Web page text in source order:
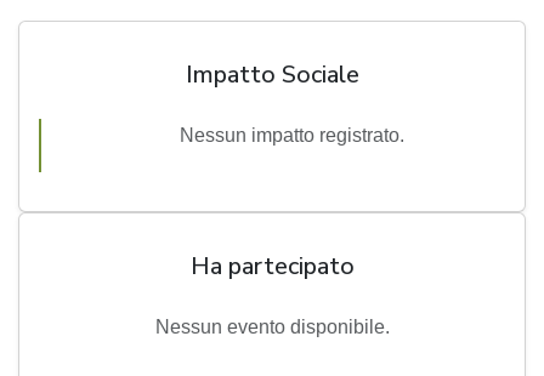
Impatto Sociale
Nessun impatto registrato.
Ha partecipato
Nessun evento disponibile.